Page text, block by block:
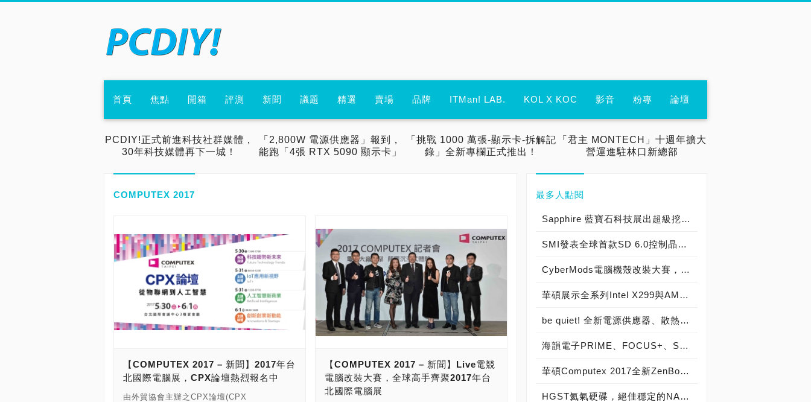
首頁 焦點 開箱 評測 新聞 議題 精選 賣場 品牌 ITMan! LAB. KOL X KOC 影音 粉專 論壇
PCDIY!正式前進科技社群媒體，
30年科技媒體再下一城！
「2,800W 電源供應器」報到，
能跑「4張 RTX 5090 顯示卡」
「挑戰 1000 萬張-顯示卡-拆解記
錄」全新專欄正式推出！
「君主 MONTECH」十週年擴大
營運進駐林口新總部
COMPUTEX 2017
【COMPUTEX 2017 – 新聞】2017年台
北國際電腦展，CPX論壇熱烈報名中
由外貿協會主辦之CPX論壇(CPX
【COMPUTEX 2017 – 新聞】Live電競
電腦改裝大賽，全球高手齊聚2017年台
北國際電腦展
最多人點閱
Sapphire 藍寶石科技展出超級挖礦機，Computex 2017現場直擊
SMI發表全球首款SD 6.0控制晶片，並揭露3200MB/s級的新款SSD控制晶片，Computex 2017發表會現場直擊
CyberMods電腦機殼改裝大賽，改裝好手24小時發揮創意，COMPUTEX 2017現場直擊！
華碩展示全系列Intel X299與AMD X399主機板，Computex 2017發表會現場直擊
be quiet! 全新電源供應器、散熱器、機殼，給您最安靜、最酷炫的組裝選擇，COMPUTEX 2017現場直擊
海韻電子PRIME、FOCUS+、SNOW SILENT全員到齊，高效率鈦金級市場備戰
華碩Computex 2017全新ZenBook與VivoBook登場，499美元起，新品發表會現場直擊
HGST氦氣硬碟，絕佳穩定的NAS儲存夥伴，Computex 2017現場直擊